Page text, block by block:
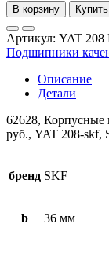
В корзину
Артикул: YAT 208
Подшипники
Описание
Детали
62628,
руб., YAT 208-
бренд SKF
b 36 мм